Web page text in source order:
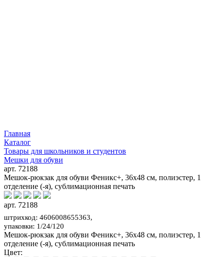
Главная
Каталог
Товары для школьников и студентов
Мешки для обуви
арт. 72188
Мешок-рюкзак для обуви Феникс+, 36х48 см, полиэстер, 1
отделение (-я), сублимационная печать
арт. 72188
штрихкод: 4606008655363,
упаковки: 1/24/120
Мешок-рюкзак для обуви Феникс+, 36х48 см, полиэстер, 1
отделение (-я), сублимационная печать
Цвет: